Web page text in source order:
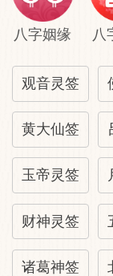
八字姻缘 八
观音灵签
黄大仙签
玉帝灵签
财神灵签
诸葛神签